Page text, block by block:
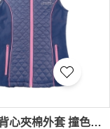
製造女裝背心夾棉外套 撞色拉鏈款式 菱格夾棉 繡花LOGO 寶藍色 企領拉鏈無袖夾棉外套 J1027